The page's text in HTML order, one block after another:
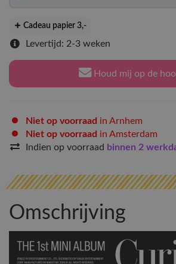
Cadeau papier 3,-
Levertijd: 2-3 weken
Houd mij op de
Niet op voorraad in Arnhem
Niet op voorraad in Amsterdam
Indien op voorraad binnen 2
Omschrijving